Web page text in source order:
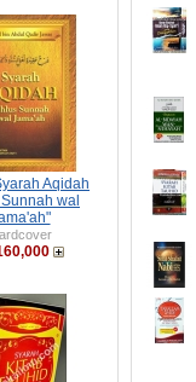
Aqidah
wal